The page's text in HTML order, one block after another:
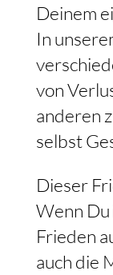
Deinem
In
von
anderen
selbst
Dieser
Wenn Du
Frieden
auch die